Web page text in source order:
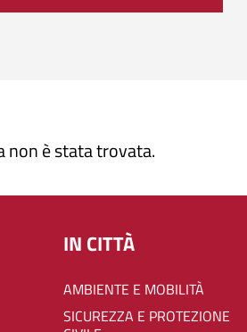
non è stata trovata.
IN CITTÀ
AMBIENTE E MOBILITÀ
SICUREZZA E PROTEZIONE